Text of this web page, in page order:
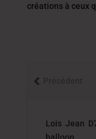
créations à ceux
Lois Jean
balloon